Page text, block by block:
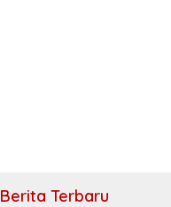
Berita Terbaru